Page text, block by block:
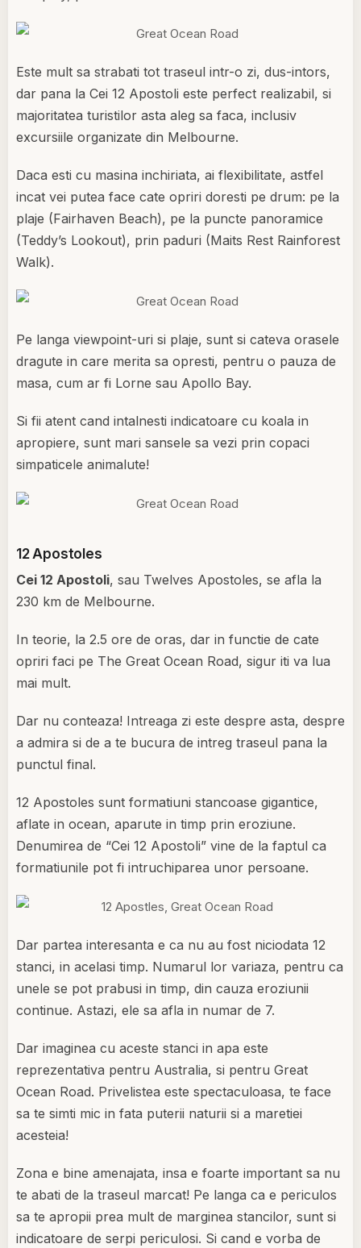
Este mult sa strabati tot traseul intr-o zi, dus-intors,
dar pana la Cei 12 Apostoli este perfect realizabil, si
majoritatea turistilor asta aleg sa faca, inclusiv
excursiile organizate din Melbourne.
Daca esti cu masina inchiriata, ai flexibilitate, astfel
incat vei putea face cate opriri doresti pe drum: pe la
plaje (Fairhaven Beach), pe la puncte panoramice
(Teddy’s Lookout), prin paduri (Maits Rest Rainforest
Walk).
Pe langa viewpoint-uri si plaje, sunt si cateva orasele
dragute in care merita sa opresti, pentru o pauza de
masa, cum ar fi Lorne sau Apollo Bay.
Si fii atent cand intalnesti indicatoare cu koala in
apropiere, sunt mari sansele sa vezi prin copaci
simpaticele animalute!
12 Apostoles
Cei 12 Apostoli, sau Twelves Apostoles, se afla la
230 km de Melbourne.
In teorie, la 2.5 ore de oras, dar in functie de cate
opriri faci pe The Great Ocean Road, sigur iti va lua
mai mult.
Dar nu conteaza! Intreaga zi este despre asta, despre
a admira si de a te bucura de intreg traseul pana la
punctul final.
12 Apostoles sunt formatiuni stancoase gigantice,
aflate in ocean, aparute in timp prin eroziune.
Denumirea de “Cei 12 Apostoli” vine de la faptul ca
formatiunile pot fi intruchiparea unor persoane.
Dar partea interesanta e ca nu au fost niciodata 12
stanci, in acelasi timp. Numarul lor variaza, pentru ca
unele se pot prabusi in timp, din cauza eroziunii
continue. Astazi, ele sa afla in numar de 7.
Dar imaginea cu aceste stanci in apa este
reprezentativa pentru Australia, si pentru Great
Ocean Road. Privelistea este spectaculoasa, te face
sa te simti mic in fata puterii naturii si a maretiei
acesteia!
Zona e bine amenajata, insa e foarte important sa nu
te abati de la traseul marcat! Pe langa ca e periculos
sa te apropii prea mult de marginea stancilor, sunt si
indicatoare de serpi periculosi. Si cand e vorba de